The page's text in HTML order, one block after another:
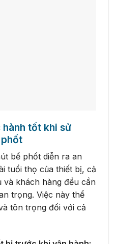
tốt khi sử
bể phốt diễn ra an
tuổi thọ của thiết bị, cả
khách hàng đều cần
trọng. Việc này thể
tôn trọng đối với cả